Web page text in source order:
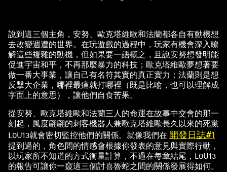
說到這三個主角，安努、歐克塔維歐和法蘭都各自有動機想
去改變週遭的世界。在玩遊戲的過程中，玩家有機會深入瞭
解這些複雜的動機，但如果要一語概之，且說安努想發明能
促進宇宙和平，不再那麼暴力的科技；歐克塔維歐夢想著要
做一番大事業，讓自己有名符其實的真正實力；法蘭則是想
反擊大企業，哪裡最痛就打哪裡（既是比喻，也可以理解成
字面上的意思），讓他們自食苦果。
從安努、歐克塔維歐和法蘭三人的命運在故事中交會的那一
刻起，風度翩翩的刺客機器人兼歐克塔維歐長久以來的死黨
L0U13就會密切監控他們的關係。就像我們在 開發日誌#1
提到過的，角色間的情感會根據你發表的意見與實際行動，
以玩家所不知道的方式衡量計算，不過在每章結尾，L0U13
的報告可讓你一窺這三個討喜魯蛇之間的關係發展得如何。